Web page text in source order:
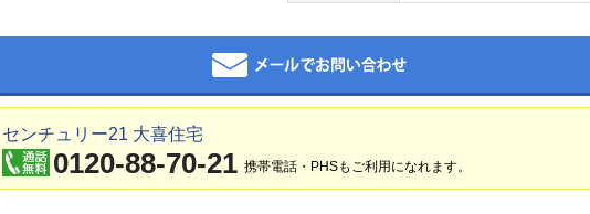
センチュリー21 大喜住宅
0120-88-70-21 携帯電話・PHSもご利用になれます。